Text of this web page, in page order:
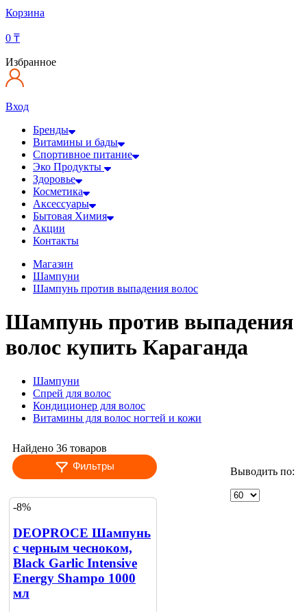
Корзина
0 ₸
Избранное
Вход
Бренды
Витамины и бады
Спортивное питание
Эко Продукты
Здоровье
Косметика
Аксессуары
Бытовая Химия
Акции
Контакты
Магазин
Шампуни
Шампунь против выпадения волос
Шампунь против выпадения
волос купить Караганда
Шампуни
Спрей для волос
Кондиционер для волос
Витамины для волос ногтей и кожи
Найдено 36 товаров
Фильтры
Выводить по:
-8%
DEOPROCE Шампунь
с черным чесноком,
Black Garlic Intensive
Energy Shampo 1000
мл